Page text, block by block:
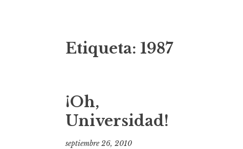
o
n
n
t
Etiqueta: 1987
¡Oh,
Universidad!
septiembre 26, 2010